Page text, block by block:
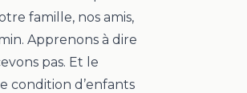
famille, nos amis,
Apprenons à dire
pas. Et le
condition d’enfants